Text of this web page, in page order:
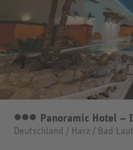
Panoramic Hotel –
Deutschland / Harz / Bad